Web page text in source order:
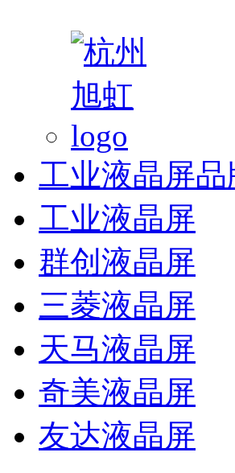
工业液晶屏品
工业液晶屏
群创液晶屏
三菱液晶屏
天马液晶屏
奇美液晶屏
友达液晶屏